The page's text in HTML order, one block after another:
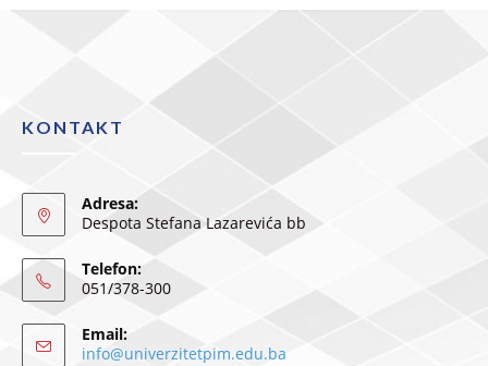
KONTAKT
Adresa:
Despota Stefana Lazarevića bb
Telefon:
051/378-300
Email:
info@univerzitetpim.edu.ba